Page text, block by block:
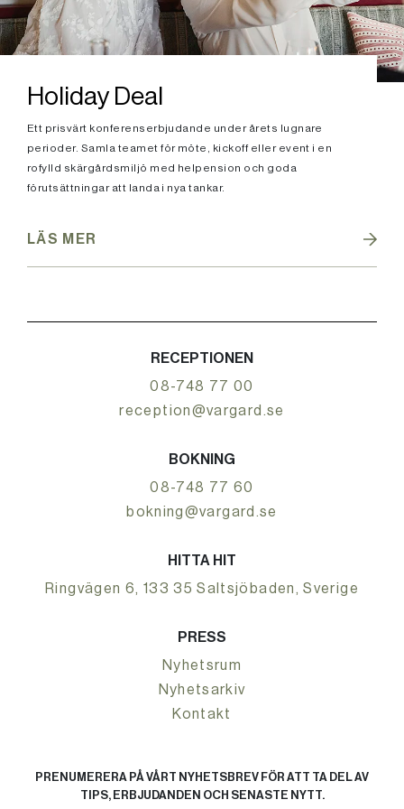
Holiday Deal
Ett prisvärt konferenserbjudande under årets lugnare
perioder. Samla teamet för möte, kickoff eller event i en
rofylld skärgårdsmiljö med helpension och goda
förutsättningar att landa i nya tankar.
LÄS MER
RECEPTIONEN
08-748 77 00
reception@vargard.se
BOKNING
08-748 77 60
bokning@vargard.se
HITTA HIT
Ringvägen 6, 133 35 Saltsjöbaden, Sverige
PRESS
Nyhetsrum
Nyhetsarkiv
Kontakt
PRENUMERERA PÅ VÅRT NYHETSBREV FÖR ATT TA DEL AV
TIPS, ERBJUDANDEN OCH SENASTE NYTT.